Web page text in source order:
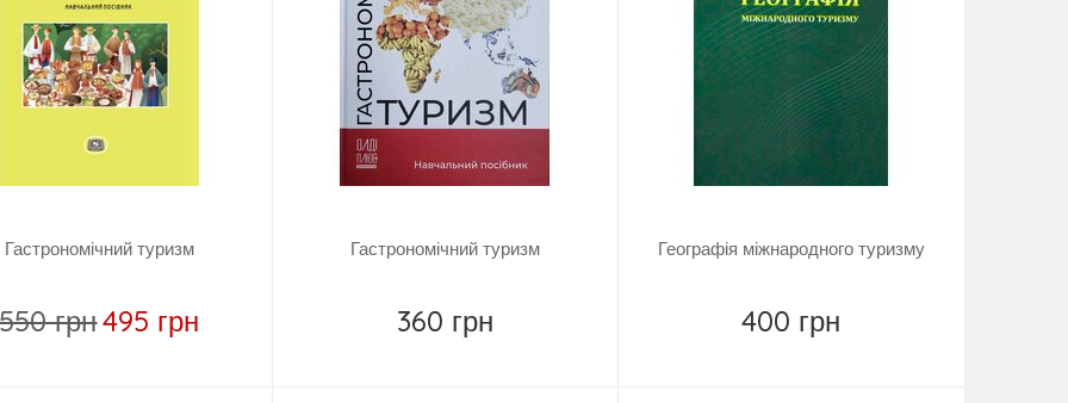
Гастрономічний туризм
550 грн495 грн
Гастрономічний туризм
360 грн
Географія міжнародного туризму
400 грн